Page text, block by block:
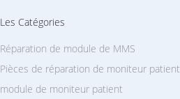
Les Catégories
Réparation de module de MMS
Pièces de réparation de moniteur patient
module de moniteur patient